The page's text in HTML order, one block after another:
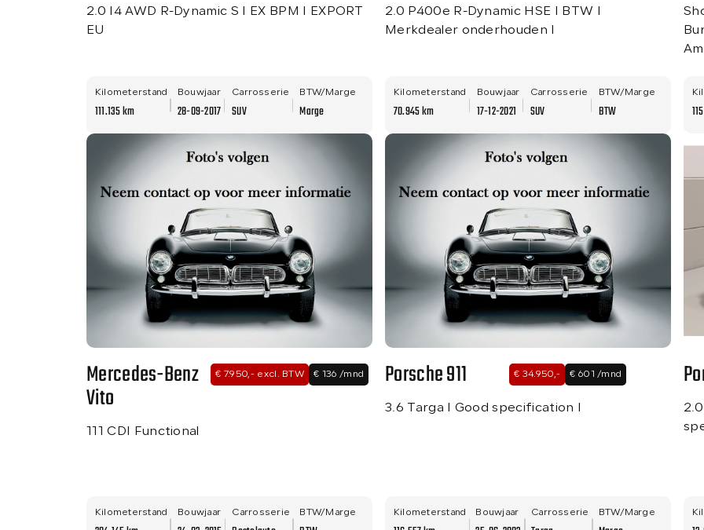
2.0 I4 AWD R-Dynamic S I EX BPM I EXPORT
EU
Kilometerstand
111.135 km
Bouwjaar
28-09-2017
Carrosserie
SUV
BTW/Marge
Marge
2.0 P400e R-Dynamic HSE I BTW I
Merkdealer onderhouden I
Kilometerstand
70.945 km
Bouwjaar
17-12-2021
Carrosserie
SUV
BTW/Marge
BTW
Mercedes-Benz
Vito
€ 7.950,- excl. BTW € 136 /mnd
111 CDI Functional
Kilometerstand Bouwjaar Carrosserie BTW/Marge
Porsche 911 € 34.950,- € 601 /mnd
3.6 Targa I Good specification I
Kilometerstand Bouwjaar Carrosserie BTW/Marge